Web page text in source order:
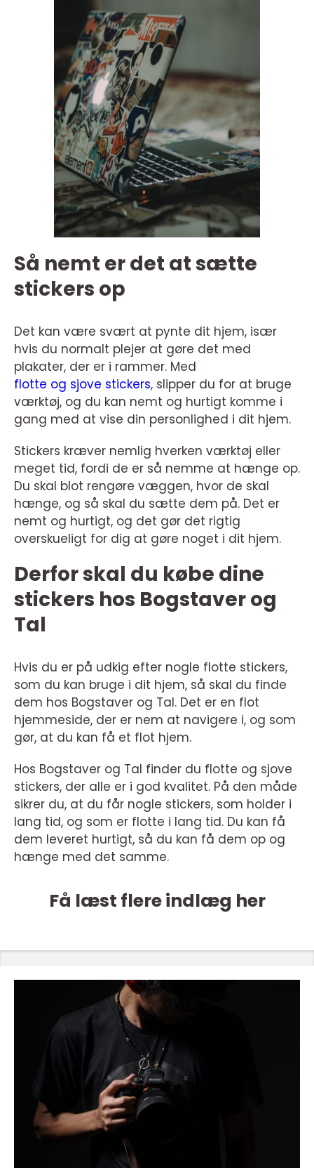
Så nemt er det at sætte
stickers op
Det kan være svært at pynte dit hjem, især
hvis du normalt plejer at gøre det med
plakater, der er i rammer. Med
flotte og sjove stickers, slipper du for at bruge
værktøj, og du kan nemt og hurtigt komme i
gang med at vise din personlighed i dit hjem.
Stickers kræver nemlig hverken værktøj eller
meget tid, fordi de er så nemme at hænge op.
Du skal blot rengøre væggen, hvor de skal
hænge, og så skal du sætte dem på. Det er
nemt og hurtigt, og det gør det rigtig
overskueligt for dig at gøre noget i dit hjem.
Derfor skal du købe dine
stickers hos Bogstaver og
Tal
Hvis du er på udkig efter nogle flotte stickers,
som du kan bruge i dit hjem, så skal du finde
dem hos Bogstaver og Tal. Det er en flot
hjemmeside, der er nem at navigere i, og som
gør, at du kan få et flot hjem.
Hos Bogstaver og Tal finder du flotte og sjove
stickers, der alle er i god kvalitet. På den måde
sikrer du, at du får nogle stickers, som holder i
lang tid, og som er flotte i lang tid. Du kan få
dem leveret hurtigt, så du kan få dem op og
hænge med det samme.
Få læst flere indlæg her